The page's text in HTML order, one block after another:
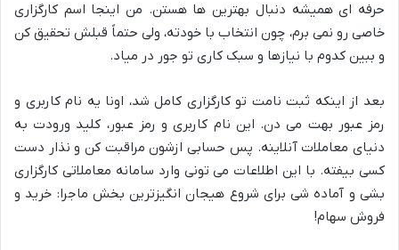
حرفه ای همیشه دنبال بهترین ها هستن. من اینجا اسم کارگزاری
خاصی رو نمی برم، چون انتخاب با خودته، ولی حتماً قبلش تحقیق کن
و ببین کدوم با نیازها و سبک کاری تو جور در میاد.
بعد از اینکه ثبت نامت تو کارگزاری کامل شد، اونا یه نام کاربری و
رمز عبور بهت می دن. این نام کاربری و رمز عبور، کلید ورودت به
دنیای معاملات آنلاینه. پس حسابی ازشون مراقبت کن و نذار دست
کسی بیفته. با این اطلاعات می تونی وارد سامانه معاملاتی کارگزاری
بشی و آماده شی برای شروع هیجان انگیزترین بخش ماجرا: خرید و
فروش سهام!